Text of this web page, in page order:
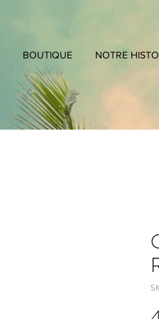
BOUTIQUE NOTRE